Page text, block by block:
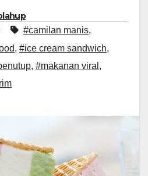
#camilan manis,
, #ice cream sandwich,
, #makanan viral ,